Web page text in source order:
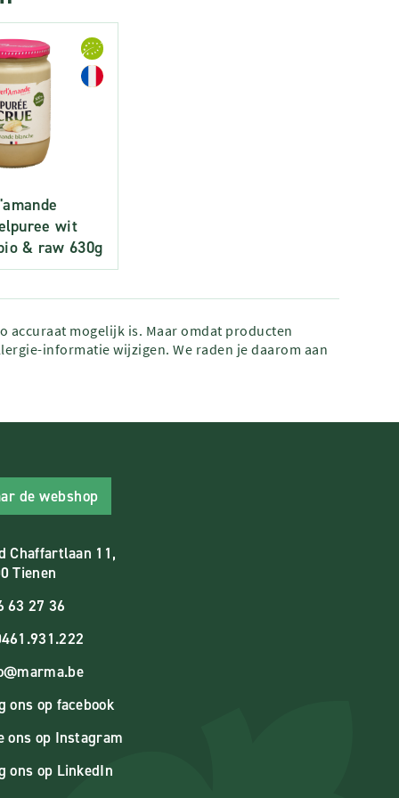
wit
& raw 630g
accuraat mogelijk is. Maar omdat producten
informatie wijzigen. We raden je daarom aan
de webshop
Chaffartlaan 11,
Tienen
63 27 36
ons op facebook
ons op Instagram
ons op LinkedIn